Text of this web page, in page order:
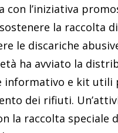
con l’iniziativa
la raccolta
le discariche
ha avviato la
informativo e kit utili
dei rifiuti.
la raccolta speciale